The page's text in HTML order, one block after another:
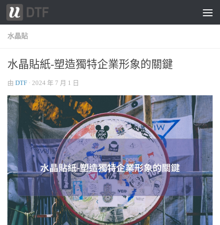
跳轉至內容
水晶貼
水晶貼紙-塑造獨特企業形象的關鍵
由 DTF · 2024 年 7 月 1 日